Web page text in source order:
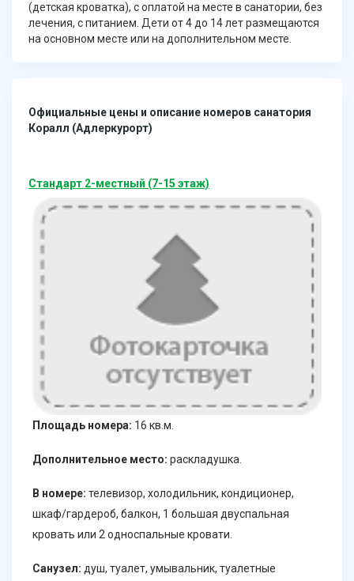
(детская кроватка), с оплатой на месте в санатории, без
лечения, с питанием. Дети от 4 до 14 лет размещаются
на основном месте или на дополнительном месте.
Официальные цены и описание номеров санатория
Коралл (Адлеркурорт)
Стандарт 2-местный (7-15 этаж)
Площадь номера: 16 кв.м.
Дополнительное место: раскладушка.
В номере: телевизор, холодильник, кондиционер,
шкаф/гардероб, балкон, 1 большая двуспальная
кровать или 2 односпальные кровати.
Санузел: душ, туалет, умывальник, туалетные